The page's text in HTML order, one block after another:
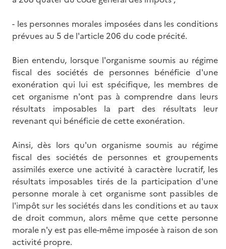
- les personnes morales imposées dans les conditions
prévues au 5 de l'article 206 du code précité.
Bien entendu, lorsque l'organisme soumis au régime
fiscal des sociétés de personnes bénéficie d'une
exonération qui lui est spécifique, les membres de
cet organisme n'ont pas à comprendre dans leurs
résultats imposables la part des résultats leur
revenant qui bénéficie de cette exonération.
Ainsi, dès lors qu'un organisme soumis au régime
fiscal des sociétés de personnes et groupements
assimilés exerce une activité à caractère lucratif, les
résultats imposables tirés de la participation d'une
personne morale à cet organisme sont passibles de
l'impôt sur les sociétés dans les conditions et au taux
de droit commun, alors même que cette personne
morale n'y est pas elle-même imposée à raison de son
activité propre.